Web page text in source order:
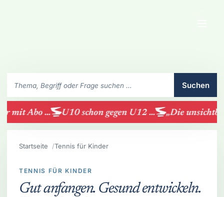
Suchen
mit Abo ... U10 schon gegen U12 ... „Die
Startseite Tennis für Kinder
TENNIS FÜR KINDER
Gut anfangen. Gesund entwickeln.